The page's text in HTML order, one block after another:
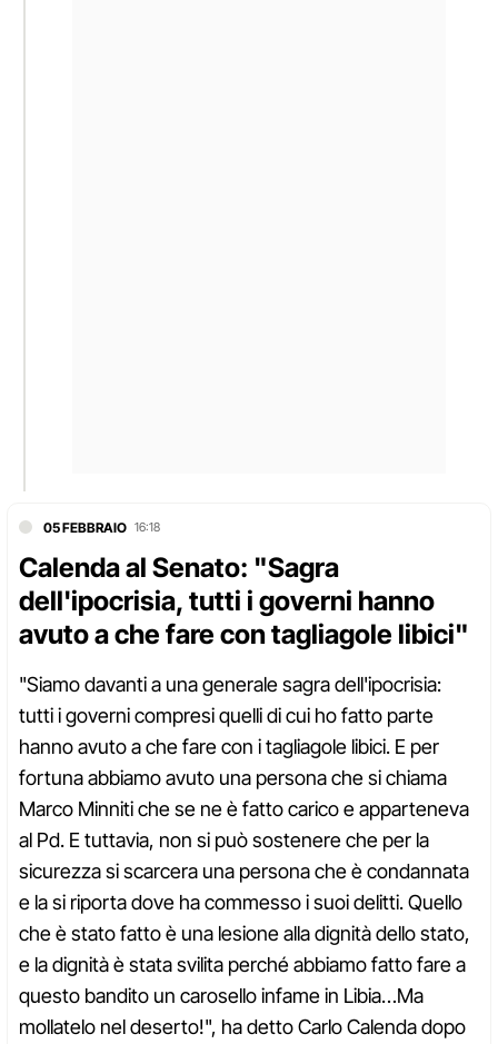
05 FEBBRAIO 16:18
Calenda al Senato: "Sagra
dell'ipocrisia, tutti i governi hanno
avuto a che fare con tagliagole libici"
"Siamo davanti a una generale sagra dell'ipocrisia:
tutti i governi compresi quelli di cui ho fatto parte
hanno avuto a che fare con i tagliagole libici. E per
fortuna abbiamo avuto una persona che si chiama
Marco Minniti che se ne è fatto carico e apparteneva
al Pd. E tuttavia, non si può sostenere che per la
sicurezza si scarcera una persona che è condannata
e la si riporta dove ha commesso i suoi delitti. Quello
che è stato fatto è una lesione alla dignità dello stato,
e la dignità è stata svilita perché abbiamo fatto fare a
questo bandito un carosello infame in Libia…Ma
mollatelo nel deserto!", ha detto Carlo Calenda dopo